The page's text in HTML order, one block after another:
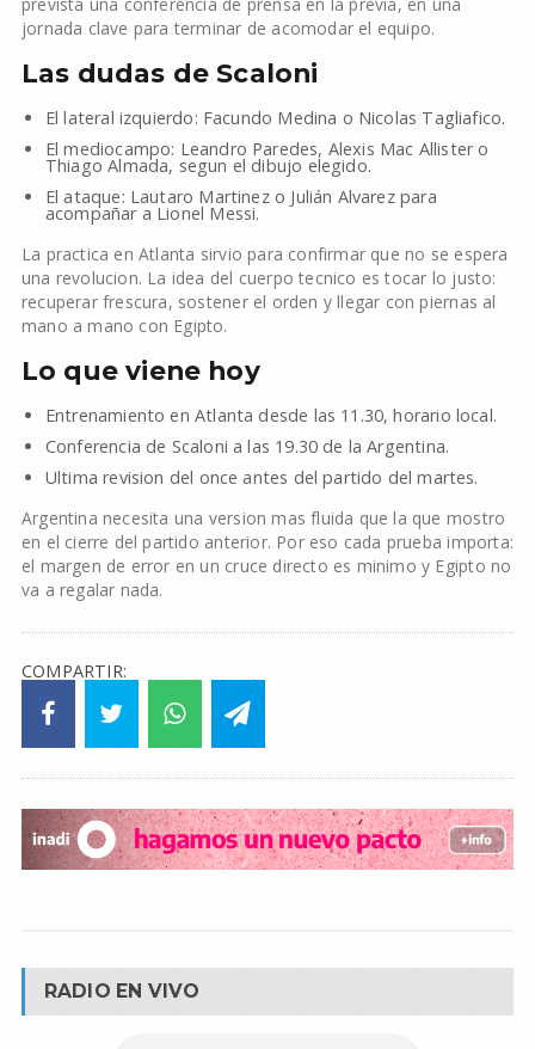
jornada clave para terminar de acomodar el equipo.
Las dudas de Scaloni
El lateral izquierdo: Facundo Medina o Nicolas Tagliafico.
El mediocampo: Leandro Paredes, Alexis Mac Allister o
Thiago Almada, segun el dibujo elegido.
El ataque: Lautaro Martinez o Julián Alvarez para
acompañar a Lionel Messi.
La practica en Atlanta sirvio para confirmar que no se espera
una revolucion. La idea del cuerpo tecnico es tocar lo justo:
recuperar frescura, sostener el orden y llegar con piernas al
mano a mano con Egipto.
Lo que viene hoy
Entrenamiento en Atlanta desde las 11.30, horario local.
Conferencia de Scaloni a las 19.30 de la Argentina.
Ultima revision del once antes del partido del martes.
Argentina necesita una version mas fluida que la que mostro
en el cierre del partido anterior. Por eso cada prueba importa:
el margen de error en un cruce directo es minimo y Egipto no
va a regalar nada.
COMPARTIR:
RADIO EN VIVO